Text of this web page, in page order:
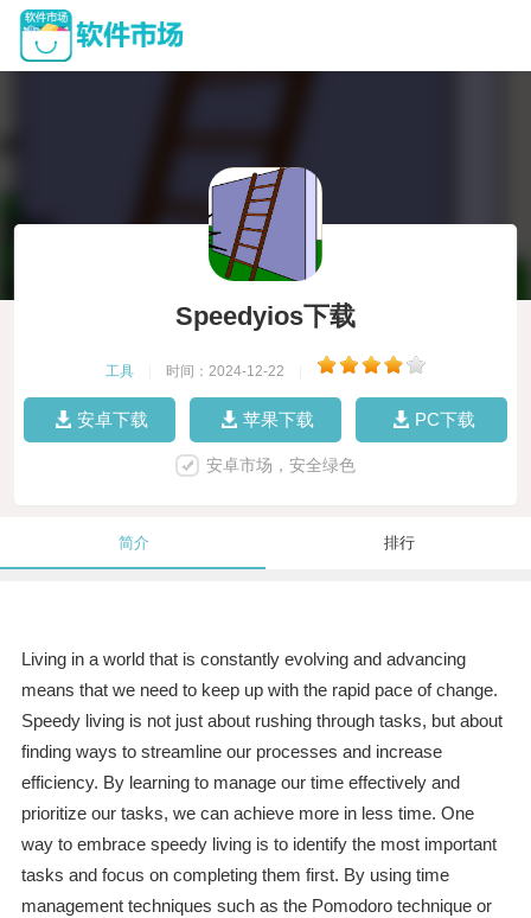
Speedyios下载
工具 时间：2024-12-22
安卓下载 苹果下载 PC下载
安卓市场，安全绿色
简介 排行
Living in a world that is constantly evolving and advancing
means that we need to keep up with the rapid pace of change.
Speedy living is not just about rushing through tasks, but about
finding ways to streamline our processes and increase
efficiency. By learning to manage our time effectively and
prioritize our tasks, we can achieve more in less time. One
way to embrace speedy living is to identify the most important
tasks and focus on completing them first. By using time
management techniques such as the Pomodoro technique or